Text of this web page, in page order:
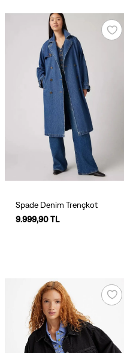
Spade Denim Trençkot
9.999,90 TL